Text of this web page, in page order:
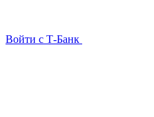
Войти с Т-Банк